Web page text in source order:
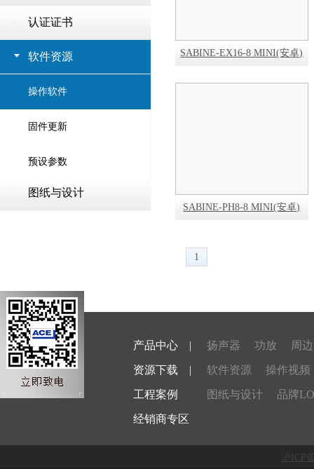
认证证书
软件资源
操作软件
固件更新
预设参数
图纸与设计
SABINE-EX16-8 MINI(安卓)
SABINE-PH8-8 MINI(安卓)
1
产品中心 |
资源下载 |
工程案例
经销商专区
扬声器 功放 周
软件资源 操作视频
图纸与设计 品牌
沪ICP